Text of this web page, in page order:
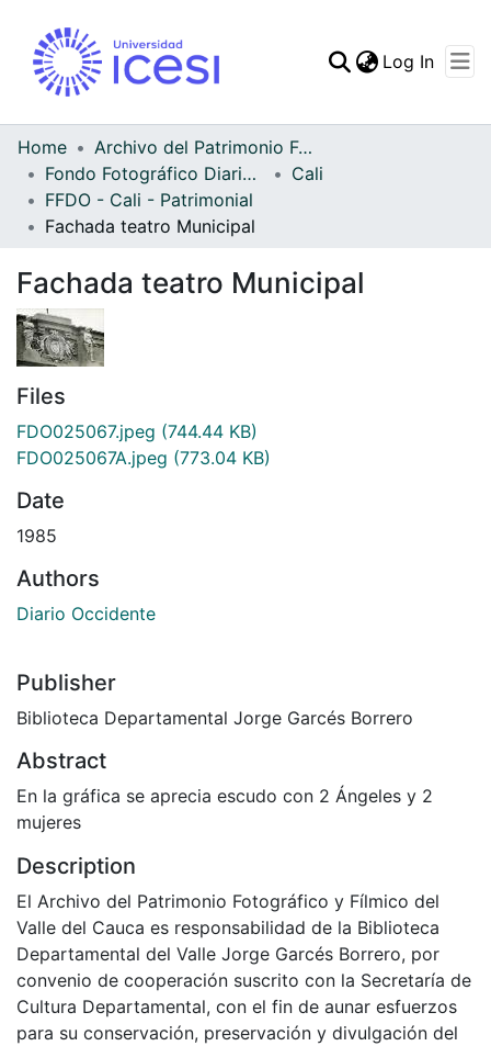
Statistics
Log In
Home
Archivo del Patrimonio Fotográfico y Fílmico del Valle del Cauca
Fondo Fotográfico Diario Occidente
Cali
FFDO - Cali - Patrimonial
Fachada teatro Municipal
Fachada teatro Municipal
Files
FDO025067.jpeg (744.44 KB)
FDO025067A.jpeg (773.04 KB)
Date
1985
Authors
Diario Occidente
Publisher
Biblioteca Departamental Jorge Garcés Borrero
Abstract
En la gráfica se aprecia escudo con 2 Ángeles y 2
mujeres
Description
El Archivo del Patrimonio Fotográfico y Fílmico del
Valle del Cauca es responsabilidad de la Biblioteca
Departamental del Valle Jorge Garcés Borrero, por
convenio de cooperación suscrito con la Secretaría de
Cultura Departamental, con el fin de aunar esfuerzos
para su conservación, preservación y divulgación del